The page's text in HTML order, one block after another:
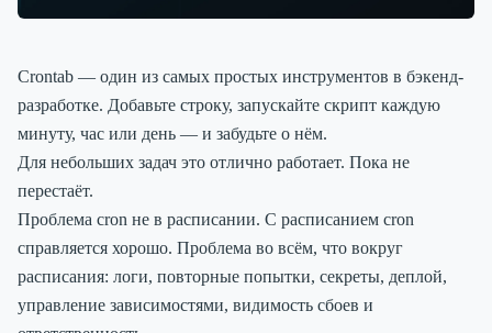
Crontab — один из самых простых инструментов в бэкенд-
разработке. Добавьте строку, запускайте скрипт каждую
минуту, час или день — и забудьте о нём.
Для небольших задач это отлично работает. Пока не
перестаёт.
Проблема cron не в расписании. С расписанием cron
справляется хорошо. Проблема во всём, что вокруг
расписания: логи, повторные попытки, секреты, деплой,
управление зависимостями, видимость сбоев и